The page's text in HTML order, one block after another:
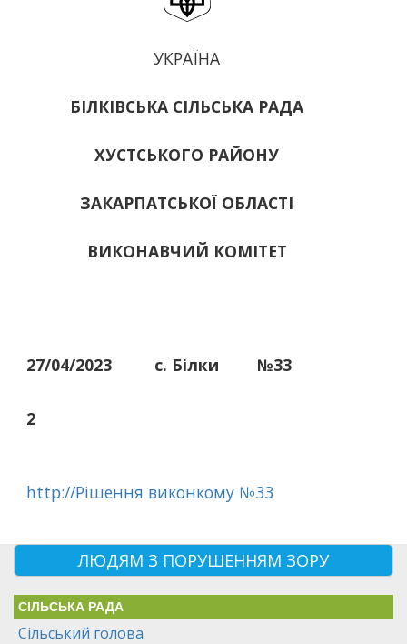
УКРАЇНА
БІЛКІВСЬКА СІЛЬСЬКА РАДА
ХУСТСЬКОГО РАЙОНУ
ЗАКАРПАТСЬКОЇ ОБЛАСТІ
ВИКОНАВЧИЙ КОМІТЕТ
27/04/2023 с. Білки №33
2
http://Рішення виконкому №33
ЛЮДЯМ З ПОРУШЕННЯМ ЗОРУ
СІЛЬСЬКА РАДА
Сільський голова